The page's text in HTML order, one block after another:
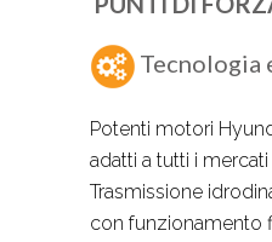
Tecnologia
Potenti motori
adatti a tutti i mercati
Trasmissione
con funzionamento